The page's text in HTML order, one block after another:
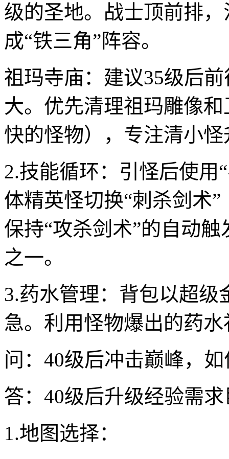
级的圣地。战士顶前排
成“铁三角”阵容。
祖玛寺庙：建议35级后
大。优先清理祖玛雕像
快的怪物），专注清小怪
2.技能循环：引怪后使用
体精英怪切换“刺杀剑术
保持“攻杀剑术”的自动
之一。
3.药水管理：背包以超级
急。利用怪物爆出的药
问：40级后冲击巅峰，
答：40级后升级经验需
1.地图选择：